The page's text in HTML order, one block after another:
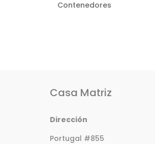
Contenedores
Casa Matriz
Dirección
Portugal #855